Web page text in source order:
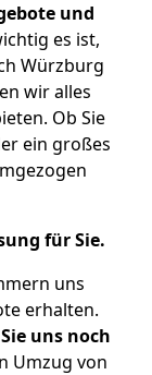
und
es ist,
Würzburg
wir alles
Ob Sie
ein großes
für Sie.
uns
erhalten.
uns noch
Umzug von